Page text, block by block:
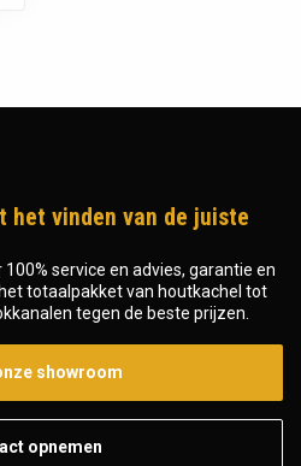
het vinden van de juiste
service en advies, garantie en
totaalpakket van houtkachel tot
tegen de beste prijzen.
showroom
opnemen